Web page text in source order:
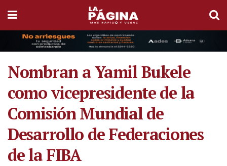
Nombran a Yamil Bukele
como vicepresidente de la
Comisión Mundial de
Desarrollo de Federaciones
de la FIBA